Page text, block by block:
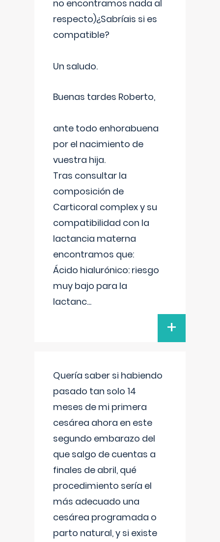
no encontramos nada al
respecto)¿Sabríais si es
compatible?
Un saludo.
Buenas tardes Roberto,
ante todo enhorabuena
por el nacimiento de
vuestra hija.
Tras consultar la
composición de
Carticoral complex y su
compatibilidad con la
lactancia materna
encontramos que:
Ácido hialurónico: riesgo
muy bajo para la
lactanc...
+
Quería saber si habiendo
pasado tan solo 14
meses de mi primera
cesárea ahora en este
segundo embarazo del
que salgo de cuentas a
finales de abril, qué
procedimiento sería el
más adecuado una
cesárea programada o
parto natural, y si existe